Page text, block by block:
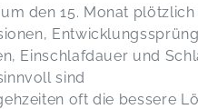
den 15. Monat
Einschlafdauer und
sind
oft die bessere